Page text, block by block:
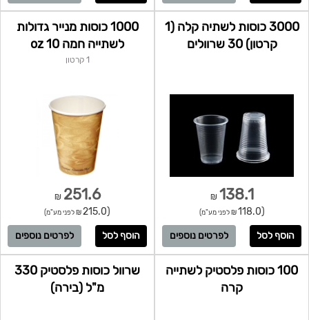
3000 כוסות לשתיה קלה (1
קרטון) 30 שרוולים
138.1
₪
(118.0 ₪ לפני מע"מ)
לפרטים נוספים
1000 כוסות מנייר גדולות
לשתייה חמה 10 oz
1 קרטון
251.6
₪
(215.0 ₪ לפני מע"מ)
לפרטים נוספים
100 כוסות פלסטיק לשתייה
קרה
שרוול כוסות פלסטיק 330
מ"ל (בירה)